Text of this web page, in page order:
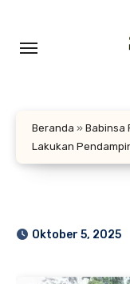
konten
Beranda » Babinsa
Lakukan
Oktober 5, 2025